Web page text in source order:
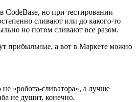
CodeBase, но при тестировании
сливают или до какого-то
но потом сливают все разом.
прибыльные, а вот в Маркете можно
«робота-сливатора», а лучше
не душит, конечно.